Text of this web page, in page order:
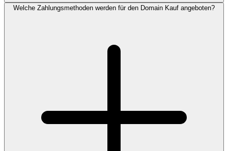
Welche Zahlungsmethoden werden für den Domain Kauf angeboten?